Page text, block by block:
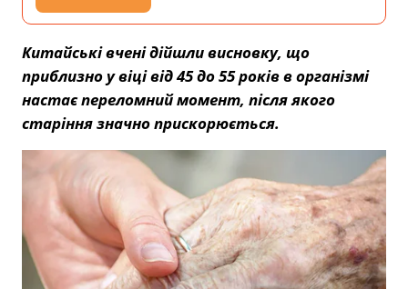
Китайські вчені дійшли висновку, що
приблизно у віці від 45 до 55 років в організмі
настає переломний момент, після якого
старіння значно прискорюється.